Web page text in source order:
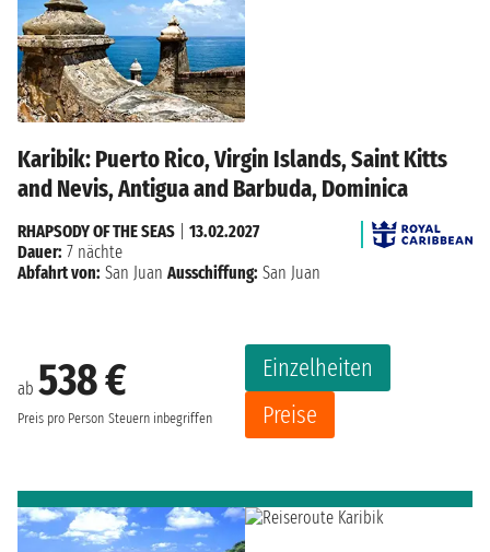
Karibik: Puerto Rico, Virgin Islands, Saint Kitts
and Nevis, Antigua and Barbuda, Dominica
ab 538 €
Preis pro Person Steuern inbegriffen
Einzelheiten
Preise
RHAPSODY OF THE SEAS
13.02.2027
Dauer: 7 nächte
Abfahrt von: San Juan Ausschiffung: San Juan